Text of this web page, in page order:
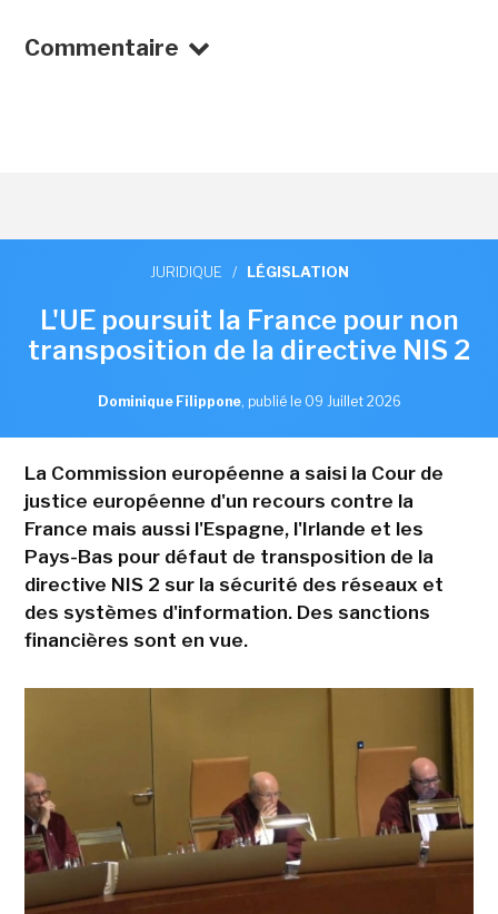
Commentaire
JURIDIQUE / LÉGISLATION
L'UE poursuit la France pour non
transposition de la directive NIS 2
Dominique Filippone, publié le 09 Juillet 2026
La Commission européenne a saisi la Cour de
justice européenne d'un recours contre la
France mais aussi l'Espagne, l'Irlande et les
Pays-Bas pour défaut de transposition de la
directive NIS 2 sur la sécurité des réseaux et
des systèmes d'information. Des sanctions
financières sont en vue.